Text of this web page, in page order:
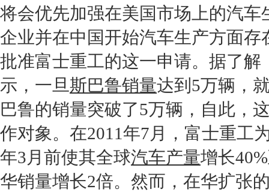
将会优先加强在美国市场上的汽
企业并在中国开始汽车生产方面
批准富士重工的这一申请。据了解
示，一旦斯巴鲁销量达到5万辆，
巴鲁的销量突破了5万辆，自此，
作对象。在2011年7月，富士重工
年3月前使其全球汽车产量增长
华销量增长2倍。然而，在华扩张